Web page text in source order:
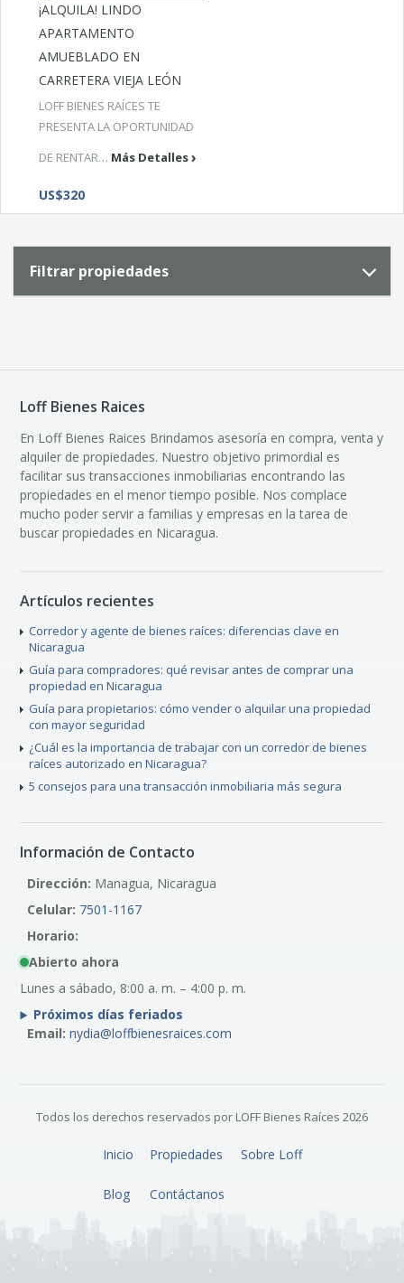
¡ALQUILA! LINDO
APARTAMENTO
AMUEBLADO EN
CARRETERA VIEJA LEÓN
LOFF BIENES RAÍCES TE
PRESENTA LA OPORTUNIDAD
DE RENTAR… Más Detalles
US$320
Filtrar propiedades
Loff Bienes Raices
En Loff Bienes Raices Brindamos asesoría en compra, venta y
alquiler de propiedades. Nuestro objetivo primordial es
facilitar sus transacciones inmobiliarias encontrando las
propiedades en el menor tiempo posible. Nos complace
mucho poder servir a familias y empresas en la tarea de
buscar propiedades en Nicaragua.
Artículos recientes
Corredor y agente de bienes raíces: diferencias clave en
Nicaragua
Guía para compradores: qué revisar antes de comprar una
propiedad en Nicaragua
Guía para propietarios: cómo vender o alquilar una propiedad
con mayor seguridad
¿Cuál es la importancia de trabajar con un corredor de bienes
raíces autorizado en Nicaragua?
5 consejos para una transacción inmobiliaria más segura
Información de Contacto
Dirección: Managua, Nicaragua
Celular: 7501-1167
Horario:
Abierto ahora
Lunes a sábado, 8:00 a. m. – 4:00 p. m.
Próximos días feriados
Email: nydia@loffbienesraices.com
Todos los derechos reservados por LOFF Bienes Raíces 2026
Inicio Propiedades Sobre Loff
Blog Contáctanos